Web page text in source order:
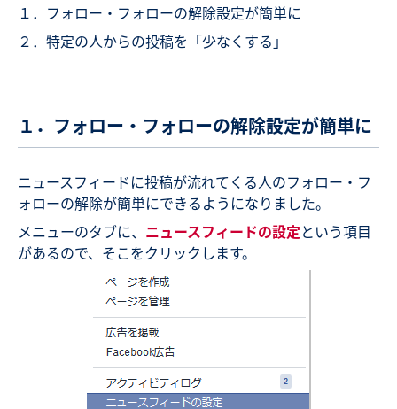
１．フォロー・フォローの解除設定が簡単に
２．特定の人からの投稿を「少なくする」
１．フォロー・フォローの解除設定が簡単に
ニュースフィードに投稿が流れてくる人のフォロー・フ
ォローの解除が簡単にできるようになりました。
メニューのタブに、 ニュースフィードの設定という項目
があるので、そこをクリックします。